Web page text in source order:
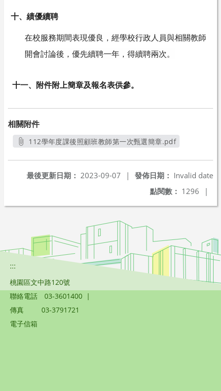
十、績優續聘
在校服務期間表現優良，經學校行政人員與相關教師
開會討論後，優先續聘一年，得續聘兩次。
十一、附件附上簡章及報名表供參。
相關附件
112學年度課後照顧班教師第一次甄選簡章.pdf
發佈日期： Invalid date
最後更新日期： 2023-09-07
|
點閱數： 1296 |
:::
桃園區文中路120號
聯絡電話
03-3601400 |
傳真
03-3791721
電子信箱